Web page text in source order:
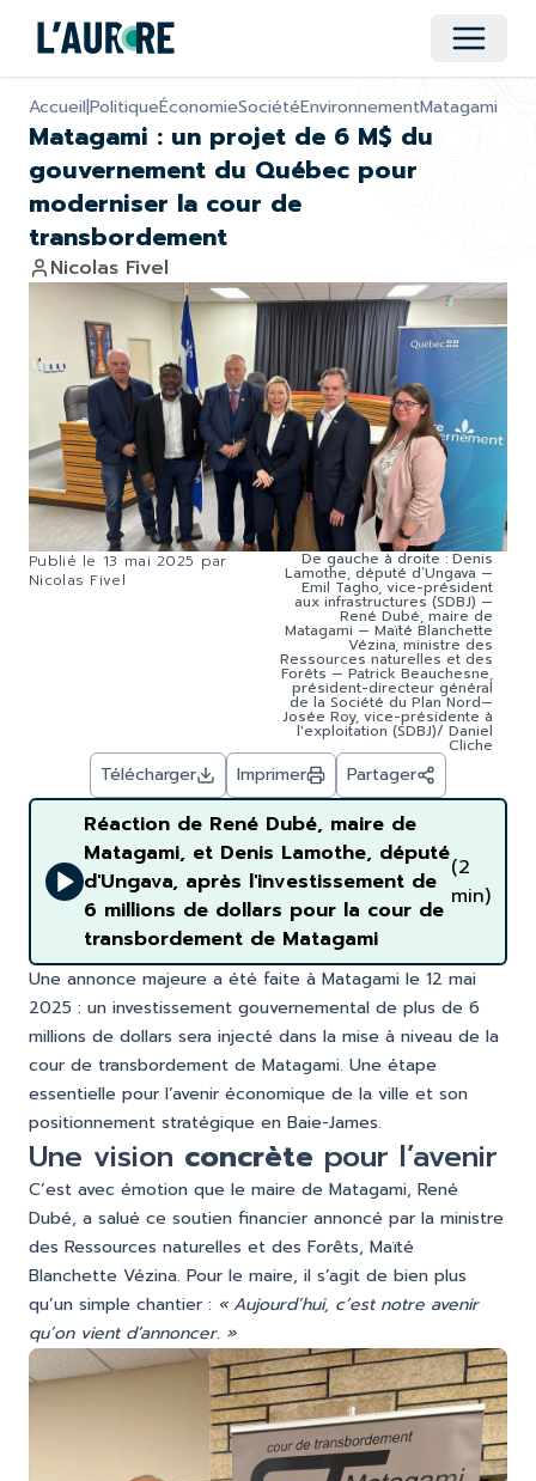
Ouvrir
Accueil|PolitiqueÉconomieSociétéEnvironnementMatagami
Matagami : un projet de 6 M$ du
gouvernement du Québec pour
moderniser la cour de
transbordement
Nicolas Fivel
Publié le 13 mai 2025 par
Nicolas Fivel
De gauche à droite : Denis
Lamothe, député d’Ungava —
Emil Tagho, vice-président
aux infrastructures (SDBJ) —
René Dubé, maire de
Matagami — Maïté Blanchette
Vézina, ministre des
Ressources naturelles et des
Forêts — Patrick Beauchesne,
président-directeur général
de la Société du Plan Nord—
Josée Roy, vice-présidente à
l'exploitation (SDBJ)/ Daniel
Cliche
Télécharger Imprimer Partager
Réaction de René Dubé, maire de
Matagami, et Denis Lamothe, député
d'Ungava, après l'investissement de
6 millions de dollars pour la cour de
transbordement de Matagami
(2
min)
Une annonce majeure a été faite à Matagami le 12 mai
2025 : un investissement gouvernemental de plus de 6
millions de dollars sera injecté dans la mise à niveau de la
cour de transbordement de Matagami. Une étape
essentielle pour l’avenir économique de la ville et son
positionnement stratégique en Baie-James.
Une vision concrète pour l’avenir
C’est avec émotion que le maire de Matagami, René
Dubé, a salué ce soutien financier annoncé par la ministre
des Ressources naturelles et des Forêts, Maïté
Blanchette Vézina. Pour le maire, il s’agit de bien plus
qu’un simple chantier : « Aujourd’hui, c’est notre avenir
qu’on vient d’annoncer. »